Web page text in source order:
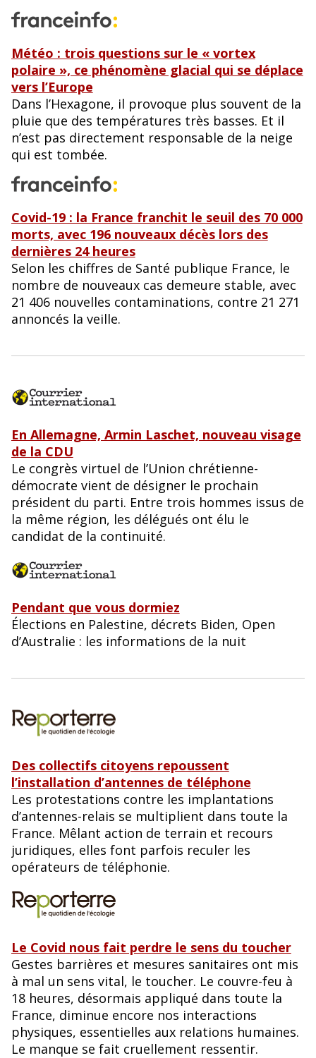
Météo : trois questions sur le « vortex
polaire », ce phénomène glacial qui se déplace
vers l’Europe
Dans l’Hexagone, il provoque plus souvent de la
pluie que des températures très basses. Et il
n’est pas directement responsable de la neige
qui est tombée.
Covid-19 : la France franchit le seuil des 70 000
morts, avec 196 nouveaux décès lors des
dernières 24 heures
Selon les chiffres de Santé publique France, le
nombre de nouveaux cas demeure stable, avec
21 406 nouvelles contaminations, contre 21 271
annoncés la veille.
En Allemagne, Armin Laschet, nouveau visage
de la CDU
Le congrès virtuel de l’Union chrétienne-
démocrate vient de désigner le prochain
président du parti. Entre trois hommes issus de
la même région, les délégués ont élu le
candidat de la continuité.
Pendant que vous dormiez
Élections en Palestine, décrets Biden, Open
d’Australie : les informations de la nuit
Des collectifs citoyens repoussent
l’installation d’antennes de téléphone
Les protestations contre les implantations
d’antennes-relais se multiplient dans toute la
France. Mêlant action de terrain et recours
juridiques, elles font parfois reculer les
opérateurs de téléphonie.
Le Covid nous fait perdre le sens du toucher
Gestes barrières et mesures sanitaires ont mis
à mal un sens vital, le toucher. Le couvre-feu à
18 heures, désormais appliqué dans toute la
France, diminue encore nos interactions
physiques, essentielles aux relations humaines.
Le manque se fait cruellement ressentir.